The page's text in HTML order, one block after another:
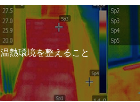
温熱環境を整えること